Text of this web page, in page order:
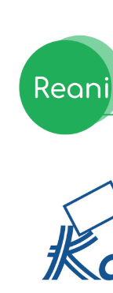
reanimatie ermelo